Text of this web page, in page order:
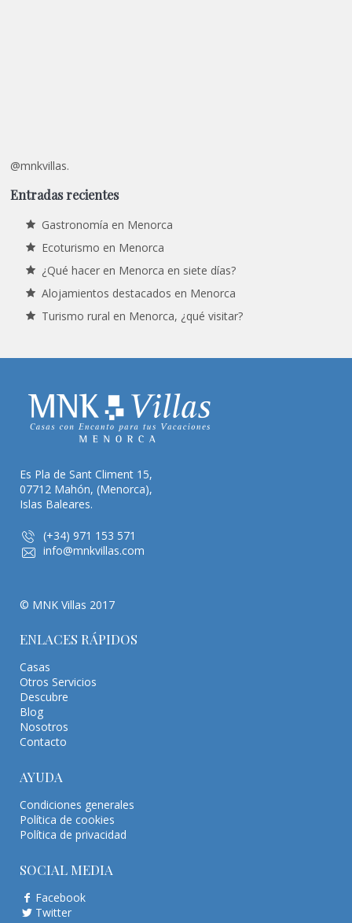
@mnkvillas.
Entradas recientes
Gastronomía en Menorca
Ecoturismo en Menorca
¿Qué hacer en Menorca en siete días?
Alojamientos destacados en Menorca
Turismo rural en Menorca, ¿qué visitar?
Es Pla de Sant Climent 15,
07712 Mahón, (Menorca),
Islas Baleares.
(+34) 971 153 571
info@mnkvillas.com
© MNK Villas 2017
ENLACES RÁPIDOS
Casas
Otros Servicios
Descubre
Blog
Nosotros
Contacto
AYUDA
Condiciones generales
Política de cookies
Política de privacidad
SOCIAL MEDIA
Facebook
Twitter